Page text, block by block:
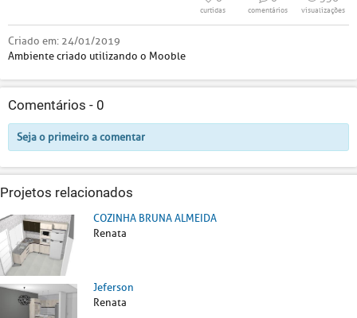
curtidas comentários visualizações
Criado em: 24/01/2019
Ambiente criado utilizando o Mooble
Comentários - 0
Seja o primeiro a comentar
Projetos relacionados
COZINHA BRUNA ALMEIDA
Renata
Jeferson
Renata